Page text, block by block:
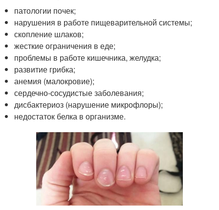
патологии почек;
нарушения в работе пищеварительной системы;
скопление шлаков;
жесткие ограничения в еде;
проблемы в работе кишечника, желудка;
развитие грибка;
анемия (малокровие);
сердечно-сосудистые заболевания;
дисбактериоз (нарушение микрофлоры);
недостаток белка в организме.